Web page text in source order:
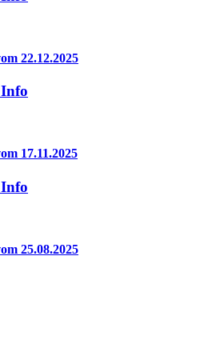
22.12.2025
17.11.2025
25.08.2025